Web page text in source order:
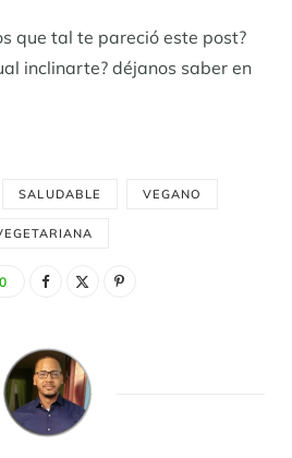
que tal te pareció este post?
inclinarte? déjanos saber en
SALUDABLE VEGANO
0